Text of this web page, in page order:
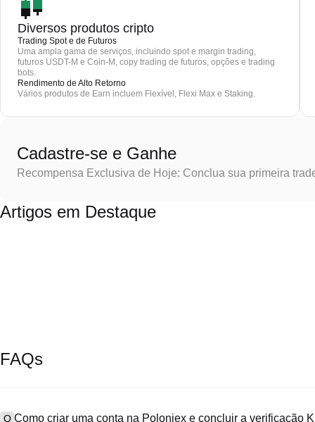
Diversos produtos cripto
Trading Spot e de Futuros
Uma ampla gama de serviços, incluindo spot e margin trading,
futuros USDT-M e Coin-M, copy trading de futuros, opções e trading
bots.
Rendimento de Alto Retorno
Vários produtos de Earn incluem Flexível, Flexi Max e Staking.
Cadastre-se e Ganhe
Recompensa Exclusiva de Hoje: Conclua sua primeira
Artigos em Destaque
FAQs
Q Como criar uma conta na Poloniex e concluir a verificação